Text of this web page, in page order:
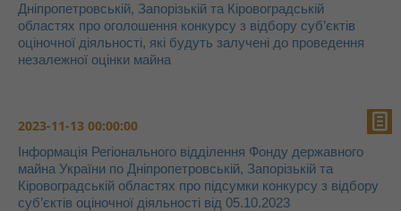
Дніпропетровській, Запорізькій та Кіровоградській
областях про оголошення конкурсу з відбору суб’єктів
оціночної діяльності, які будуть залучені до проведення
незалежної оцінки майна
2023-11-13 00:00:00
Інформація Регіонального відділення Фонду державного
майна України по Дніпропетровській, Запорізькій та
Кіровоградській областях про підсумки конкурсу з відбору
суб’єктів оціночної діяльності від 05.10.2023